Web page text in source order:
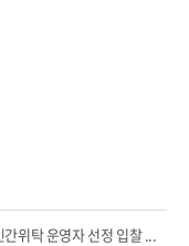
위탁 운영자 선정 입찰 ...